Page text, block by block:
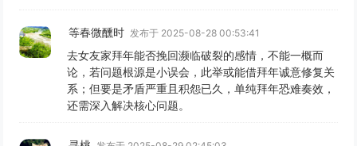
等春微醺时 发布于 2025-08-28 00:53:41
去女友家拜年能否挽回濒临破裂的感情，不能一概而
论，若问题根源是小误会，此举或能借拜年诚意修复关
系；但要是矛盾严重且积怨已久，单纯拜年恐难奏效，
还需深入解决核心问题。